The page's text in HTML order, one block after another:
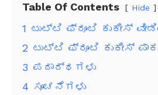
Table Of Contents Hide
1 ಟುಟ್ಟಿ ಫ್ರೂಟಿ ಕುಕೀಸ್
2 ಟುಟ್ಟಿ ಫ್ರೂಟಿ ಕುಕೀಸ್
3 ಪದಾರ್ಥಗಳು
4 ಸೂಚನೆಗಳು